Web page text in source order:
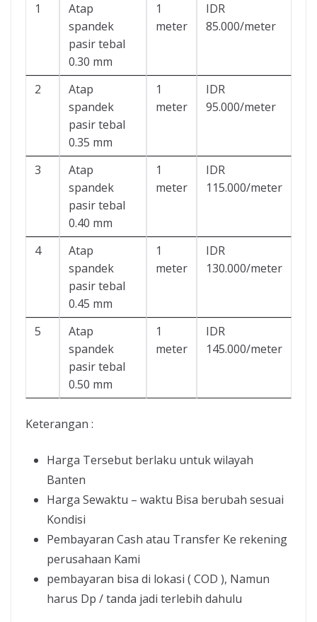
1
Atap
spandek
pasir tebal
0.30 mm
1
meter
IDR
85.000/meter
2
Atap
spandek
pasir tebal
0.35 mm
1
meter
IDR
95.000/meter
3
Atap
spandek
pasir tebal
0.40 mm
1
meter
IDR
115.000/meter
4
Atap
spandek
pasir tebal
0.45 mm
1
meter
IDR
130.000/meter
5
Atap
spandek
pasir tebal
0.50 mm
1
meter
IDR
145.000/meter
Keterangan :
Harga Tersebut berlaku untuk wilayah
Banten
Harga Sewaktu – waktu Bisa berubah sesuai
Kondisi
Pembayaran Cash atau Transfer Ke rekening
perusahaan Kami
pembayaran bisa di lokasi ( COD ), Namun
harus Dp / tanda jadi terlebih dahulu